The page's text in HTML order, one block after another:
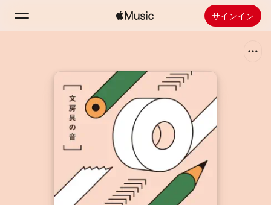
サインイン
新着おすすめ
Apple Musicをインストール